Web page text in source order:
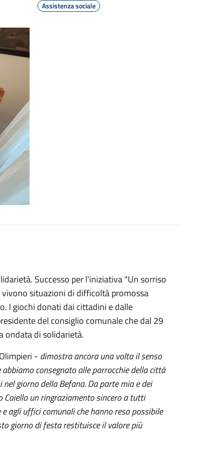
Assistenza sociale
Successo per l'iniziativa "Un sorriso
vivono situazioni di difficoltà promossa
I giochi donati dai cittadini e dalle
del consiglio comunale che dal 29
ondata di solidarietà.
- dimostra ancora una volta il senso
consegnato alle parrocchie della città
giorno della Befana. Da parte mia e dei
Caiello un ringraziamento sincero a tutti
agli uffici comunali che hanno reso possibile
giorno di festa restituisce il valore più